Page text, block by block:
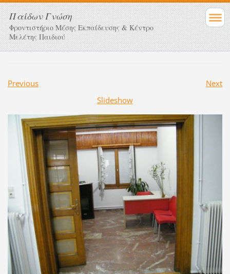
Παίδων Γνώση
Φροντιστήριο Μέσης Εκπαίδευσης & Κέντρο
Μελέτης Παιδιού
Previous
Next
Slideshow